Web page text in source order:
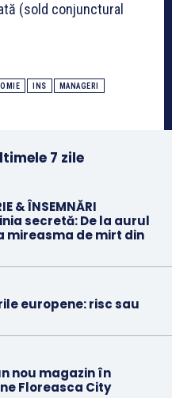
(sold conjunctural
INS MANAGERI
7 zile
& ÎNSEMNĂRI
secretă: De la aurul
mireasma de mirt din
europene: risc sau
nou magazin în
Floreasca City